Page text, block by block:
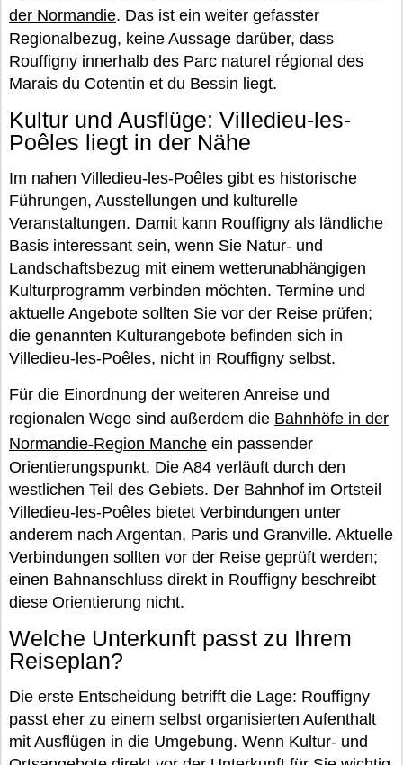
der Normandie. Das ist ein weiter gefasster
Regionalbezug, keine Aussage darüber, dass
Rouffigny innerhalb des Parc naturel régional des
Marais du Cotentin et du Bessin liegt.
Kultur und Ausflüge: Villedieu-les-
Poêles liegt in der Nähe
Im nahen Villedieu-les-Poêles gibt es historische
Führungen, Ausstellungen und kulturelle
Veranstaltungen. Damit kann Rouffigny als ländliche
Basis interessant sein, wenn Sie Natur- und
Landschaftsbezug mit einem wetterunabhängigen
Kulturprogramm verbinden möchten. Termine und
aktuelle Angebote sollten Sie vor der Reise prüfen;
die genannten Kulturangebote befinden sich in
Villedieu-les-Poêles, nicht in Rouffigny selbst.
Für die Einordnung der weiteren Anreise und
regionalen Wege sind außerdem die Bahnhöfe in der
Normandie-Region Manche ein passender
Orientierungspunkt. Die A84 verläuft durch den
westlichen Teil des Gebiets. Der Bahnhof im Ortsteil
Villedieu-les-Poêles bietet Verbindungen unter
anderem nach Argentan, Paris und Granville. Aktuelle
Verbindungen sollten vor der Reise geprüft werden;
einen Bahnanschluss direkt in Rouffigny beschreibt
diese Orientierung nicht.
Welche Unterkunft passt zu Ihrem
Reiseplan?
Die erste Entscheidung betrifft die Lage: Rouffigny
passt eher zu einem selbst organisierten Aufenthalt
mit Ausflügen in die Umgebung. Wenn Kultur- und